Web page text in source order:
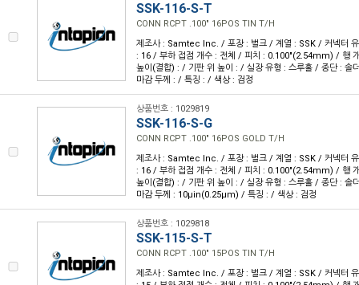
SSK-116-S-T
CONN RCPT .100" 16POS TIN T/H
제조사 : Samtec Inc. / 포장 : 벌크 / 계열 : SSK / 커넥터
: 16 / 부하 접점 개수 : 전체 / 피치 : 0.100"(2.54mm) / 행
높이(결합) : / 기판 위 높이 : / 실장 유형 : 스루홀 / 종단 : 솔
마감 두께 : / 특징 : / 색상 : 검정
상품번호 : 1029819
SSK-116-S-G
CONN RCPT .100" 16POS GOLD T/H
제조사 : Samtec Inc. / 포장 : 벌크 / 계열 : SSK / 커넥터
: 16 / 부하 접점 개수 : 전체 / 피치 : 0.100"(2.54mm) / 행
높이(결합) : / 기판 위 높이 : / 실장 유형 : 스루홀 / 종단 : 솔
마감 두께 : 10µin(0.25µm) / 특징 : / 색상 : 검정
상품번호 : 1029818
SSK-115-S-T
CONN RCPT .100" 15POS TIN T/H
제조사 : Samtec Inc. / 포장 : 벌크 / 계열 : SSK / 커넥터